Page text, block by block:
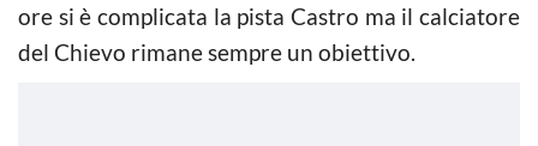
ore si è complicata la pista Castro ma il calciatore
del Chievo rimane sempre un obiettivo.